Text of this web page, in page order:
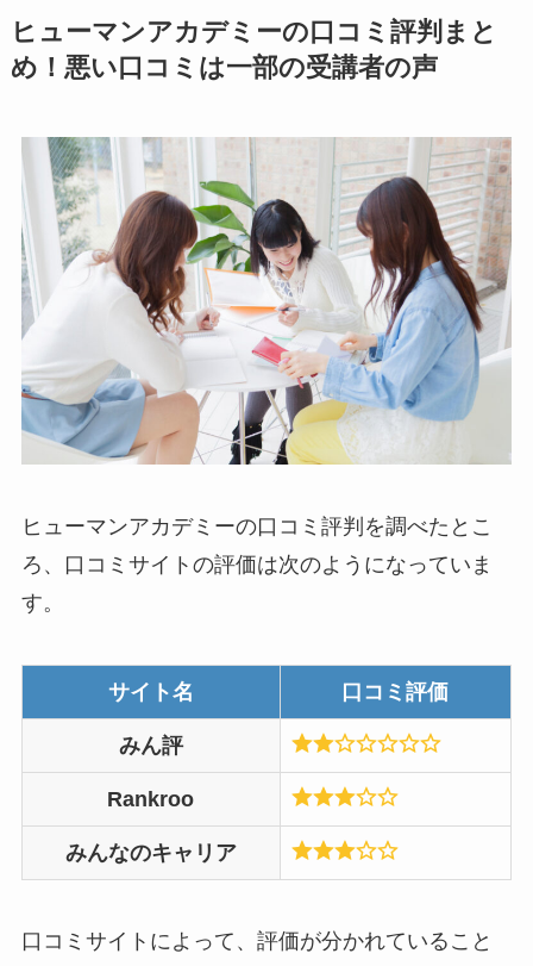
ヒューマンアカデミーの口コミ評判まと
め！悪い口コミは一部の受講者の声
ヒューマンアカデミーの口コミ評判を調べたとこ
ろ、口コミサイトの評価は次のようになっていま
す。
サイト名 口コミ評価
みん評
Rankroo
みんなのキャリア
口コミサイトによって、評価が分かれていること